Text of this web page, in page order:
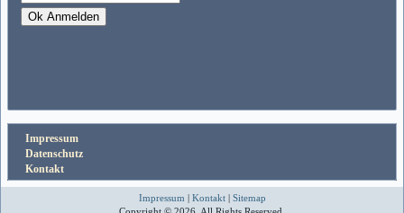
Impressum
Datenschutz
Kontakt
Impressum | Kontakt| Sitemap